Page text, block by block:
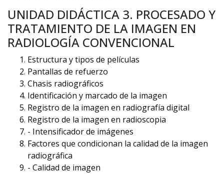
UNIDAD DIDÁCTICA 3. PROCESADO Y
TRATAMIENTO DE LA IMAGEN EN
RADIOLOGÍA CONVENCIONAL
Estructura y tipos de películas
Pantallas de refuerzo
Chasis radiográficos
Identificación y marcado de la imagen
Registro de la imagen en radiografía digital
Registro de la imagen en radioscopia
- Intensificador de imágenes
Factores que condicionan la calidad de la imagen
radiográfica
- Calidad de imagen